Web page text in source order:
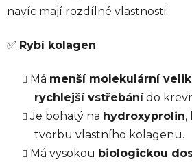
navíc mají rozdílné vlastnosti:
✅ Rybí kolagen
Má menší molekulární
rychlejší vstřebánído
Je bohatý na hydroxyprolin,
tvorbu vlastního kolagenu.
Má vysokou biologickou